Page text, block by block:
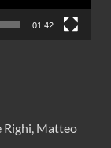
01:42
Righi, Matteo